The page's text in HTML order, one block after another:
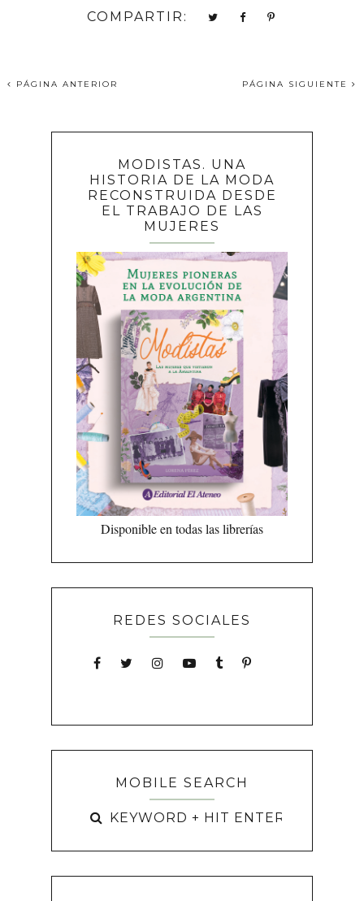
COMPARTIR:
PÁGINA ANTERIOR PÁGINA SIGUIENTE
MODISTAS. UNA
HISTORIA DE LA MODA
RECONSTRUIDA DESDE
EL TRABAJO DE LAS
MUJERES
Disponible en todas las librerías
REDES SOCIALES
MOBILE SEARCH